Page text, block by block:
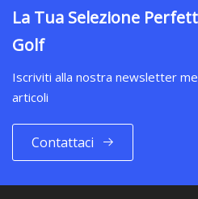
La Tua Selezione
Golf
Iscriviti alla nostra newsletter
articoli
Contattaci